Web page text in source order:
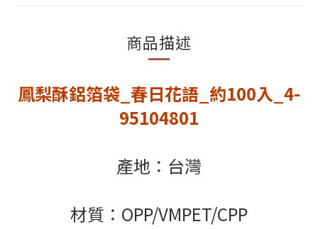
商品描述
鳳梨酥鋁箔袋_春日花語_約100入_4-
95104801
產地：台灣
材質：OPP/VMPET/CPP